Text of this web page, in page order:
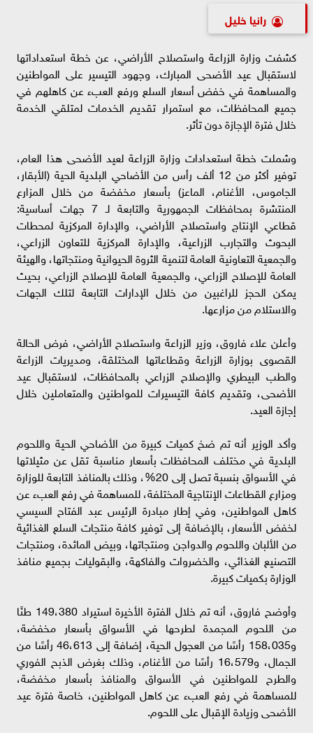
رانيا خليل
كشفت وزارة الزراعة واستصلاح الأراضي، عن خطة استعداداتها
لاستقبال عيد الأضحى المبارك، وجهود التيسير على المواطنين
والمساهمة في خفض أسعار السلع ورفع العبء عن كاهلهم في
جميع المحافظات، مع استمرار تقديم الخدمات لمتلقي الخدمة
خلال فترة الإجازة دون تأثر.
وشملت خطة استعدادات وزارة الزراعة لعيد الأضحى هذا العام،
توفير أكثر من 12 ألف رأس من الأضاحي البلدية الحية (الأبقار،
الجاموس، الأغنام، الماعز) بأسعار مخفضة من خلال المزارع
المنتشرة بمحافظات الجمهورية والتابعة لـ 7 جهات أساسية:
قطاعي الإنتاج واستصلاح الأراضي، والإدارة المركزية لمحطات
البحوث والتجارب الزراعية، والإدارة المركزية للتعاون الزراعي،
والجمعية التعاونية العامة لتنمية الثروة الحيوانية ومنتجاتها، والهيئة
العامة للإصلاح الزراعي، والجمعية العامة للإصلاح الزراعي، بحيث
يمكن الحجز للراغبين من خلال الإدارات التابعة لتلك الجهات
والاستلام من مزارعها.
وأعلن علاء فاروق، وزير الزراعة واستصلاح الأراضي، فرض الحالة
القصوى بوزارة الزراعة وقطاعاتها المختلقة، ومديريات الزراعة
والطب البيطري والإصلاح الزراعي بالمحافظات، لاستقبال عيد
الأضحى، وتقديم كافة التيسيرات للمواطنين والمتعاملين خلال
إجازة العيد.
وأكد الوزير أنه تم ضخ كميات كبيرة من الأضاحي الحية واللحوم
البلدية في مختلف المحافظات بأسعار مناسبة تقل عن مثيلاتها
في الأسواق بنسبة تصل إلى 20%، وذلك بالمنافذ التابعة للوزارة
ومزارع القطاعات الإنتاجية المختلفة، للمساهمة في رفع العبء عن
كاهل المواطنين، وفي إطار مبادرة الرئيس عبد الفتاح السيسي
لخفض الأسعار، بالإضافة إلى توفير كافة منتجات السلع الغذائية
من الألبان واللحوم والدواجن ومنتجاتها، وبيض المائدة، ومنتجات
التصنيع الغذائي، والخضروات والفاكهة، والبقوليات بجميع منافذ
الوزارة بكميات كبيرة.
وأوضح فاروق، أنه تم خلال الفترة الأخيرة استيراد 149،380 طنًا
من اللحوم المجمدة لطرحها في الأسواق بأسعار مخفضة،
و158،035 رأسًا من العجول الحية، إضافة إلى 46،613 رأسًا من
الجمال، و16،579 رأسًا من الأغنام، وذلك بغرض الذبح الفوري
والطرح للمواطنين في الأسواق والمنافذ بأسعار مخفضة،
للمساهمة في رفع العبء عن كاهل المواطنين، خاصة فترة عيد
الأضحى وزيادة الإقبال على اللحوم.